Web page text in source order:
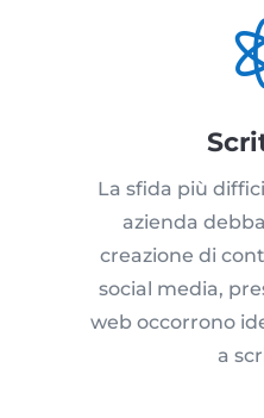
La sfida più
azienda
creazione di
social media,
web occorrono
a